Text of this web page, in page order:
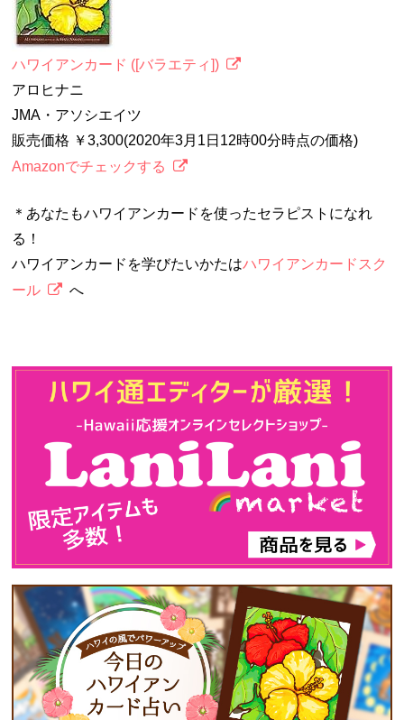
ハワイアンカード ([バラエティ])
アロヒナニ
JMA・アソシエイツ
販売価格 ￥3,300(2020年3月1日12時00分時点の価格)
Amazonでチェックする
＊あなたもハワイアンカードを使ったセラピストになれ
る！
ハワイアンカードを学びたいかたはハワイアンカードスク
ール
へ